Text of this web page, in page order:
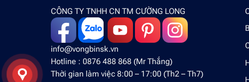
CÔNG TY TNHH CN TM CƯỜNG LONG
info@vongbinsk.vn
Hotline : 0876 488 868 (Mr Thắng)
Thời gian làm việc 8:00 – 17:00 (Th2 – Th7)